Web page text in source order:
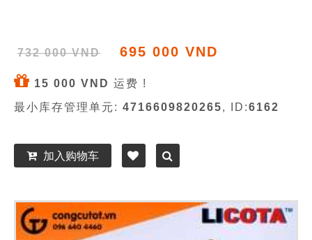
732 000 VND 695 000 VND
15 000 VND 运费 !
最小库存管理单元: 4716609820265, ID:6162
加入购物车